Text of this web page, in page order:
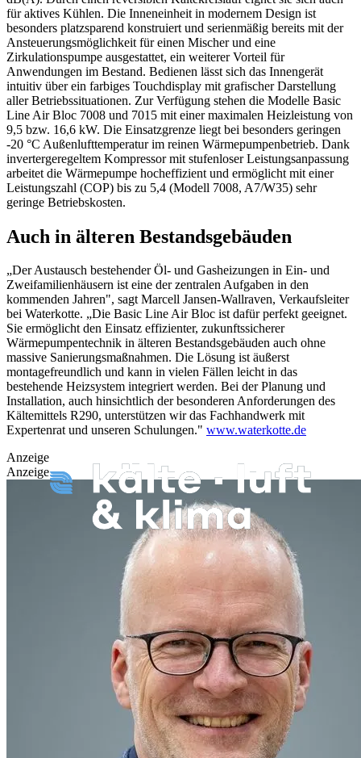
für aktives Kühlen. Die Inneneinheit in modernem Design ist
besonders platzsparend konstruiert und serienmäßig bereits mit der
Ansteuerungsmöglichkeit für einen Mischer und eine
Zirkulationspumpe ausgestattet, ein weiterer Vorteil für
Anwendungen im Bestand. Bedienen lässt sich das Innengerät
intuitiv über ein farbiges Touchdisplay mit grafischer Darstellung
aller Betriebssituationen. Zur Verfügung stehen die Modelle Basic
Line Air Bloc 7008 und 7015 mit einer maximalen Heizleistung von
9,5 bzw. 16,6 kW. Die Einsatzgrenze liegt bei besonders geringen
-20 °C Außenlufttemperatur im reinen Wärmepumpenbetrieb. Dank
invertergeregeltem Kompressor mit stufenloser Leistungsanpassung
arbeitet die Wärmepumpe hocheffizient und ermöglicht mit einer
Leistungszahl (COP) bis zu 5,4 (Modell 7008, A7/W35) sehr
geringe Betriebskosten.
Auch in älteren Bestandsgebäuden
„Der Austausch bestehender Öl- und Gasheizungen in Ein- und
Zweifamilienhäusern ist eine der zentralen Aufgaben in den
kommenden Jahren", sagt Marcell Jansen-Wallraven, Verkaufsleiter
bei Waterkotte. „Die Basic Line Air Bloc ist dafür perfekt geeignet.
Sie ermöglicht den Einsatz effizienter, zukunftssicherer
Wärmepumpentechnik in älteren Bestandsgebäuden auch ohne
massive Sanierungsmaßnahmen. Die Lösung ist äußerst
montagefreundlich und kann in vielen Fällen leicht in das
bestehende Heizsystem integriert werden. Bei der Planung und
Installation, auch hinsichtlich der besonderen Anforderungen des
Kältemittels R290, unterstützen wir das Fachhandwerk mit
Expertenrat und unseren Schulungen." www.waterkotte.de
Anzeige
Anzeige